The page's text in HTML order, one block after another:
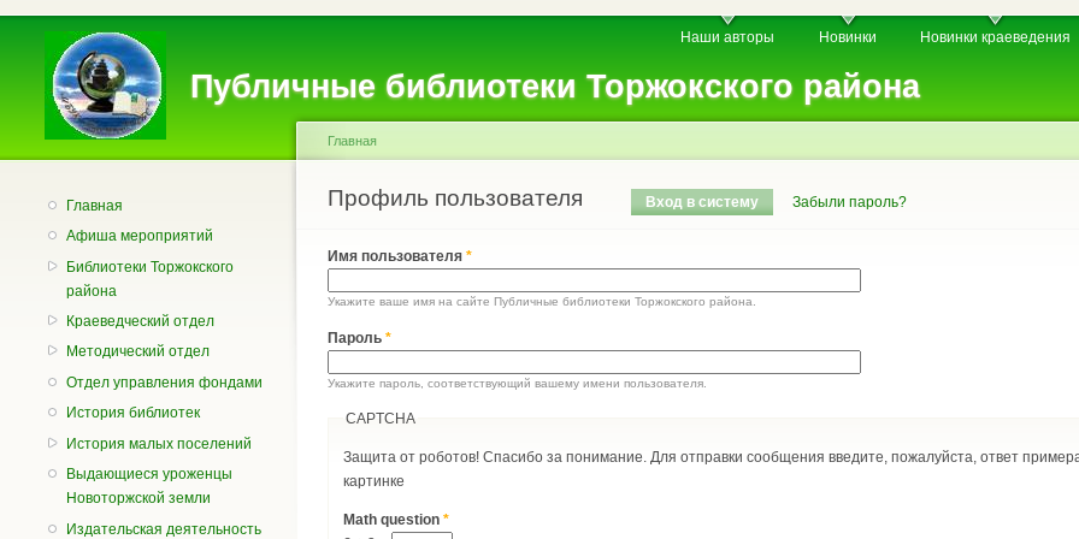
Перейти к
основному
Публичные библиотеки Торжокского района
Главное меню Наши авторы Новинки Новинки краеведения
Вторичное меню
Главная
Афиша мероприятий
Библиотеки Торжокского
района
Краеведческий отдел
Методический отдел
Отдел управления фондами
История библиотек
История малых поселений
Выдающиеся уроженцы
Новоторжской земли
Издательская деятельность
Вы здесь
Главная
Профиль пользователя
Главные вкладки Вход в систему (активная вкладка)
Забыли пароль?
Имя пользователя *
Укажите ваше имя на сайте Публичные библиотеки Торжокского района.
Пароль *
Укажите пароль, соответствующий вашему имени пользователя.
CAPTCHA
Защита от роботов! Спасибо за понимание. Для отправки сообщения введите, пожалуйста, ответ
картинке
Math question*